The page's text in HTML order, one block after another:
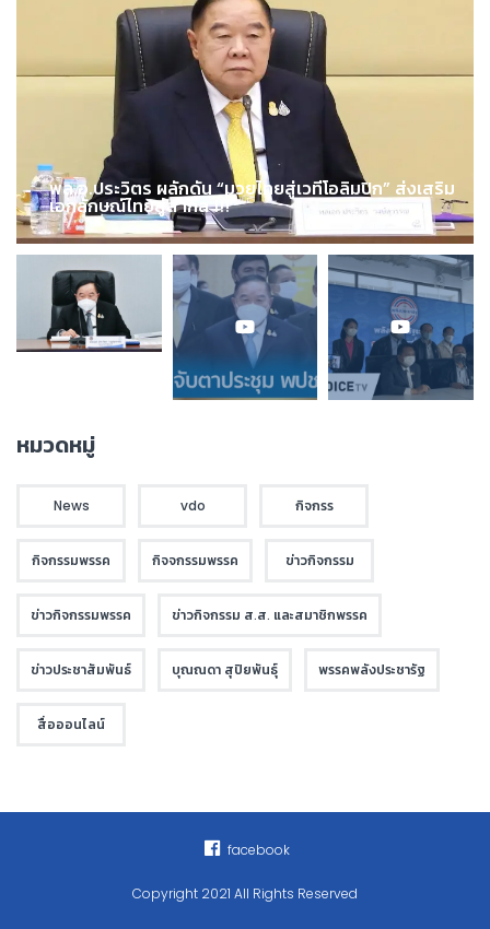
พล.อ.ประวิตร ผลักดัน “มวยไทยสู่เวทีโอลิมปิก” ส่งเสริม
เอกลักษณ์ไทยสู่สากล !!!
หมวดหมู่
News vdo กิจกรร
กิจกรรมพรรค กิจจกรรมพรรค ข่าวกิจกรรม
ข่าวกิจกรรมพรรค ข่าวกิจกรรม ส.ส. และสมาชิกพรรค
ข่าวประชาสัมพันธ์ บุณณดา สุปิยพันธุ์ พรรคพลังประชารัฐ
สื่อออนไลน์
facebook
Copyright 2021 All Rights Reserved